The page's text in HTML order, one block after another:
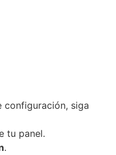
configuración, siga
tu panel.
.